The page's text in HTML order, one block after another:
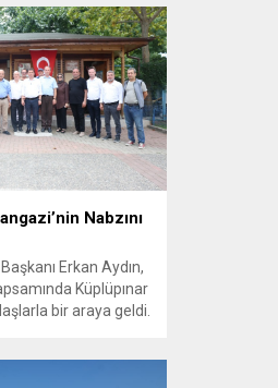
çocuklarının
dinledi. Kadının
doğrudan Bakan
bulunanların
samimi bir...
Nabzını
Erkan Aydın,
Küplüpınar
bir araya geldi.